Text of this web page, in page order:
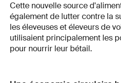
Cette nouvelle source
également de lutter contre la
les éleveuses et éleveurs de
utilisaient principalement les
pour nourrir leur bétail.